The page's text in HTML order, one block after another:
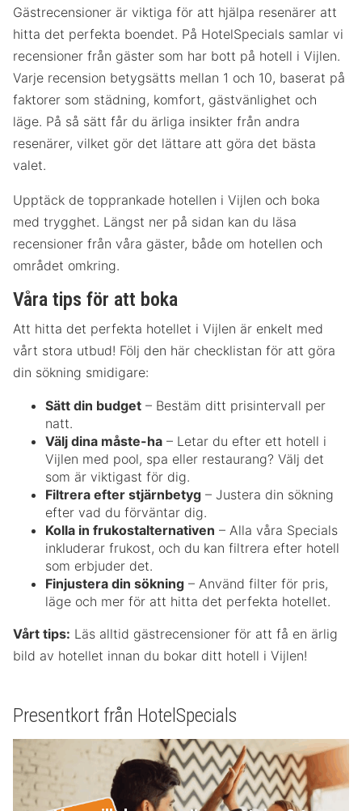
Gästrecensioner är viktiga för att hjälpa resenärer att
hitta det perfekta boendet. På HotelSpecials samlar vi
recensioner från gäster som har bott på hotell i Vijlen.
Varje recension betygsätts mellan 1 och 10, baserat på
faktorer som städning, komfort, gästvänlighet och
läge. På så sätt får du ärliga insikter från andra
resenärer, vilket gör det lättare att göra det bästa
valet.
Upptäck de topprankade hotellen i Vijlen och boka
med trygghet. Längst ner på sidan kan du läsa
recensioner från våra gäster, både om hotellen och
området omkring.
Våra tips för att boka
Att hitta det perfekta hotellet i Vijlen är enkelt med
vårt stora utbud! Följ den här checklistan för att göra
din sökning smidigare:
Sätt din budget – Bestäm ditt prisintervall per
natt.
Välj dina måste-ha – Letar du efter ett hotell i
Vijlen med pool, spa eller restaurang? Välj det
som är viktigast för dig.
Filtrera efter stjärnbetyg – Justera din sökning
efter vad du förväntar dig.
Kolla in frukostalternativen – Alla våra Specials
inkluderar frukost, och du kan filtrera efter hotell
som erbjuder det.
Finjustera din sökning – Använd filter för pris,
läge och mer för att hitta det perfekta hotellet.
Vårt tips: Läs alltid gästrecensioner för att få en ärlig
bild av hotellet innan du bokar ditt hotell i Vijlen!
Presentkort från HotelSpecials